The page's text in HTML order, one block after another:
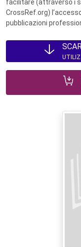
facilitare (attraverso i
CrossRef.org)
pubblicazioni